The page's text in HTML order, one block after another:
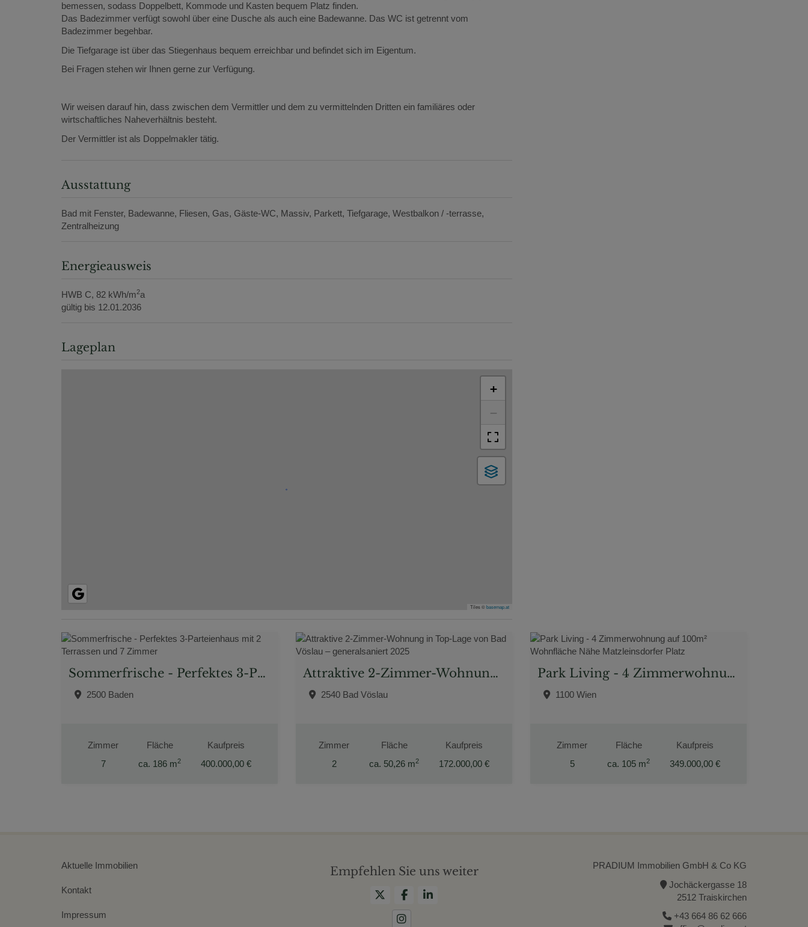
bemessen, sodass Doppelbett, Kommode und Kasten bequem Platz finden.
Das Badezimmer verfügt sowohl über eine Dusche als auch eine Badewanne. Das WC ist getrennt vom
Badezimmer begehbar.
Die Tiefgarage ist über das Stiegenhaus bequem erreichbar und befindet sich im Eigentum.
Bei Fragen stehen wir Ihnen gerne zur Verfügung.
Wir weisen darauf hin, dass zwischen dem Vermittler und dem zu vermittelnden Dritten ein familiäres oder
wirtschaftliches Naheverhältnis besteht.
Der Vermittler ist als Doppelmakler tätig.
Ausstattung
Bad mit Fenster Badewanne Fliesen Gas Gäste-WC Massiv Parkett Tiefgarage Westbalkon / -terrasse
Zentralheizung
Energieausweis
HWB C, 82 kWh/m2a
gültig bis 12.01.2036
Lageplan
+
−
Tiles ©basemap.at
Sommerfrische - Perfektes 3-Parteienhaus mit 2 Terrassen und 7 Zimmer
2500 Baden
Zimmer
7
Fläche
ca. 186 m2
Kaufpreis
400.000,00 €
Attraktive 2-Zimmer-Wohnung in Top-Lage von Bad Vöslau – generalsaniert 2025
2540 Bad Vöslau
Zimmer
2
Fläche
ca. 50,26 m2
Kaufpreis
172.000,00 €
Park Living - 4 Zimmerwohnung auf 100m² Wohnfläche Nähe Matzleinsdorfer Platz
1100 Wien
Zimmer
5
Fläche
ca. 105 m2
Kaufpreis
349.000,00 €
Aktuelle Immobilien
Kontakt
Impressum
Empfehlen Sie uns weiter
PRADIUM Immobilien GmbH & Co KG
Jochäckergasse 18
2512 Traiskirchen
+43 664 86 62 666